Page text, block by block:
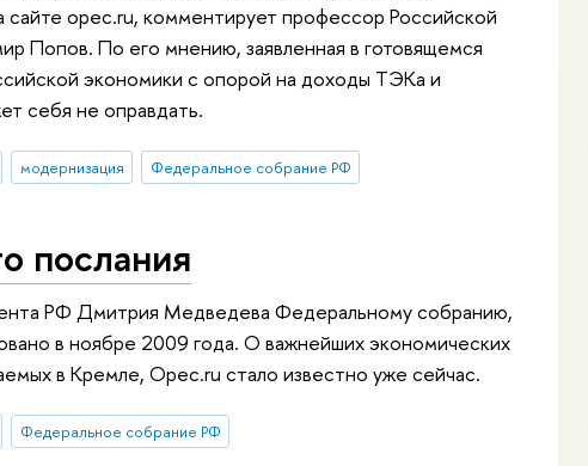
сайте opec.ru, комментирует профессор Российской
Попов. По его мнению, заявленная в готовящемся
экономики с опорой на доходы ТЭКа и
себя не оправдать.
модернизация Федеральное собрание РФ
послания
РФ Дмитрия Медведева Федеральному собранию,
в ноябре 2009 года. О важнейших экономических
в Кремле, Opec.ru стало известно уже сейчас.
Федеральное собрание РФ